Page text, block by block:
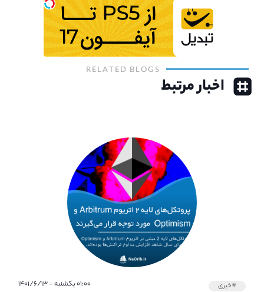
RELATED BLOGS
اخبار مرتبط
#خبری ۰۱:۰۰ یکشنبه - ۱۴۰۱/۶/۱۳